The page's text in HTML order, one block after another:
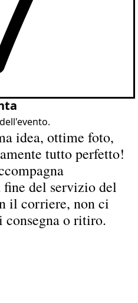
idea, ottime foto,
tutto perfetto!
del servizio del
il corriere, non ci
consegna o ritiro.